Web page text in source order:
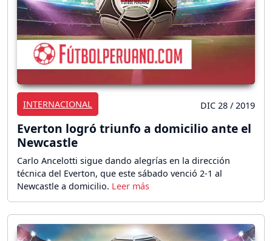
INTERNACIONAL DIC 28 / 2019
Everton logró triunfo a domicilio ante el
Newcastle
Carlo Ancelotti sigue dando alegrías en la dirección
técnica del Everton, que este sábado venció 2-1 al
Newcastle a domicilio.